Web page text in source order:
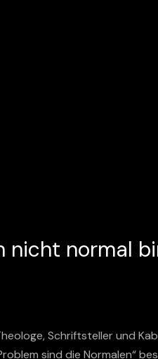
nicht normal
Schriftsteller und
sind die Normalen“